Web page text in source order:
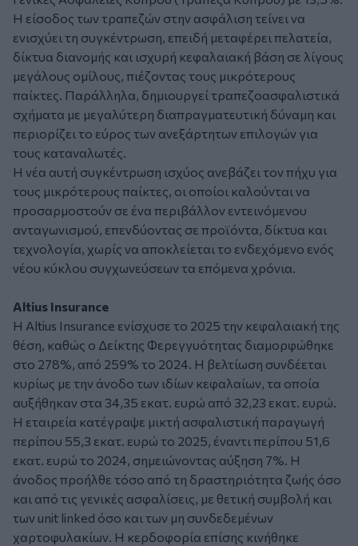
Η είσοδος των τραπεζών στην ασφάλιση τείνει να
ενισχύει τη συγκέντρωση, επειδή μεταφέρει πελατεία,
δίκτυα διανομής και ισχυρή κεφαλαιακή βάση σε λίγους
μεγάλους ομίλους, πιέζοντας τους μικρότερους
παίκτες. Παράλληλα, δημιουργεί τραπεζοασφαλιστικά
σχήματα με μεγαλύτερη διαπραγματευτική δύναμη και
περιορίζει το εύρος των ανεξάρτητων επιλογών για
τους καταναλωτές.
Η νέα αυτή συγκέντρωση ισχύος ανεβάζει τον πήχυ για
τους μικρότερους παίκτες, οι οποίοι καλούνται να
προσαρμοστούν σε ένα περιβάλλον εντεινόμενου
ανταγωνισμού, επενδύοντας σε προϊόντα, δίκτυα και
τεχνολογία, χωρίς να αποκλείεται το ενδεχόμενο ενός
νέου κύκλου συγχωνεύσεων τα επόμενα χρόνια.
Altius Insurance
Η Altius Insurance ενίσχυσε το 2025 την κεφαλαιακή της
θέση, καθώς ο Δείκτης Φερεγγυότητας διαμορφώθηκε
στο 278%, από 259% το 2024. Η βελτίωση συνδέεται
κυρίως με την άνοδο των ιδίων κεφαλαίων, τα οποία
αυξήθηκαν στα 34,35 εκατ. ευρώ από 32,23 εκατ. ευρώ.
Η εταιρεία κατέγραψε μικτή ασφαλιστική παραγωγή
περίπου 55,3 εκατ. ευρώ το 2025, έναντι περίπου 51,6
εκατ. ευρώ το 2024, σημειώνοντας αύξηση 7%. Η
άνοδος προήλθε τόσο από τη δραστηριότητα ζωής όσο
και από τις γενικές ασφαλίσεις, με θετική συμβολή και
των unit linked όσο και των μη συνδεδεμένων
χαρτοφυλακίων. Η κερδοφορία επίσης κινήθηκε